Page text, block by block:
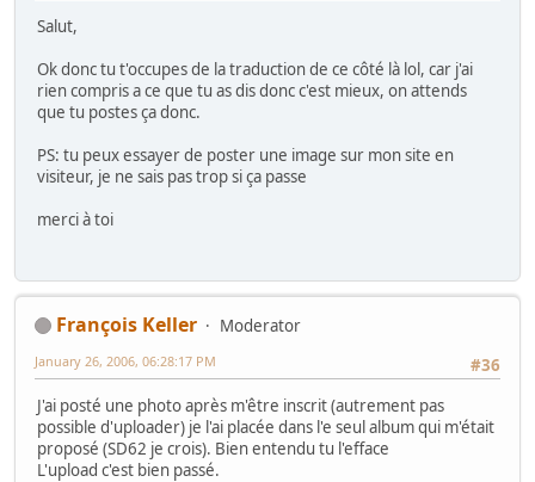
Salut,
Ok donc tu t'occupes de la traduction de ce côté là lol, car j'ai
rien compris a ce que tu as dis donc c'est mieux, on attends
que tu postes ça donc.
PS: tu peux essayer de poster une image sur mon site en
visiteur, je ne sais pas trop si ça passe
merci à toi
François Keller
Moderator
#36
January 26, 2006, 06:28:17 PM
J'ai posté une photo après m'être inscrit (autrement pas
possible d'uploader) je l'ai placée dans l'e seul album qui m'était
proposé (SD62 je crois). Bien entendu tu l'efface
L'upload c'est bien passé.